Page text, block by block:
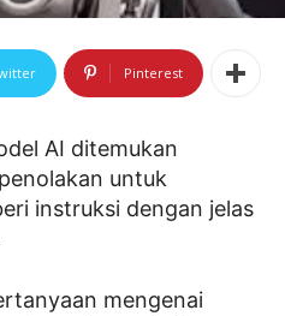
Pinterest
AI ditemukan
untuk
instruksi dengan jelas
mengenai